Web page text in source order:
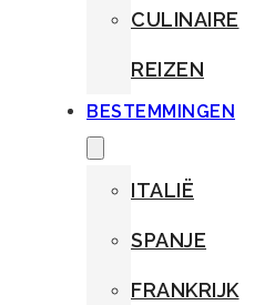
CULINAIRE
REIZEN
BESTEMMINGEN
ITALIË
SPANJE
FRANKRIJK